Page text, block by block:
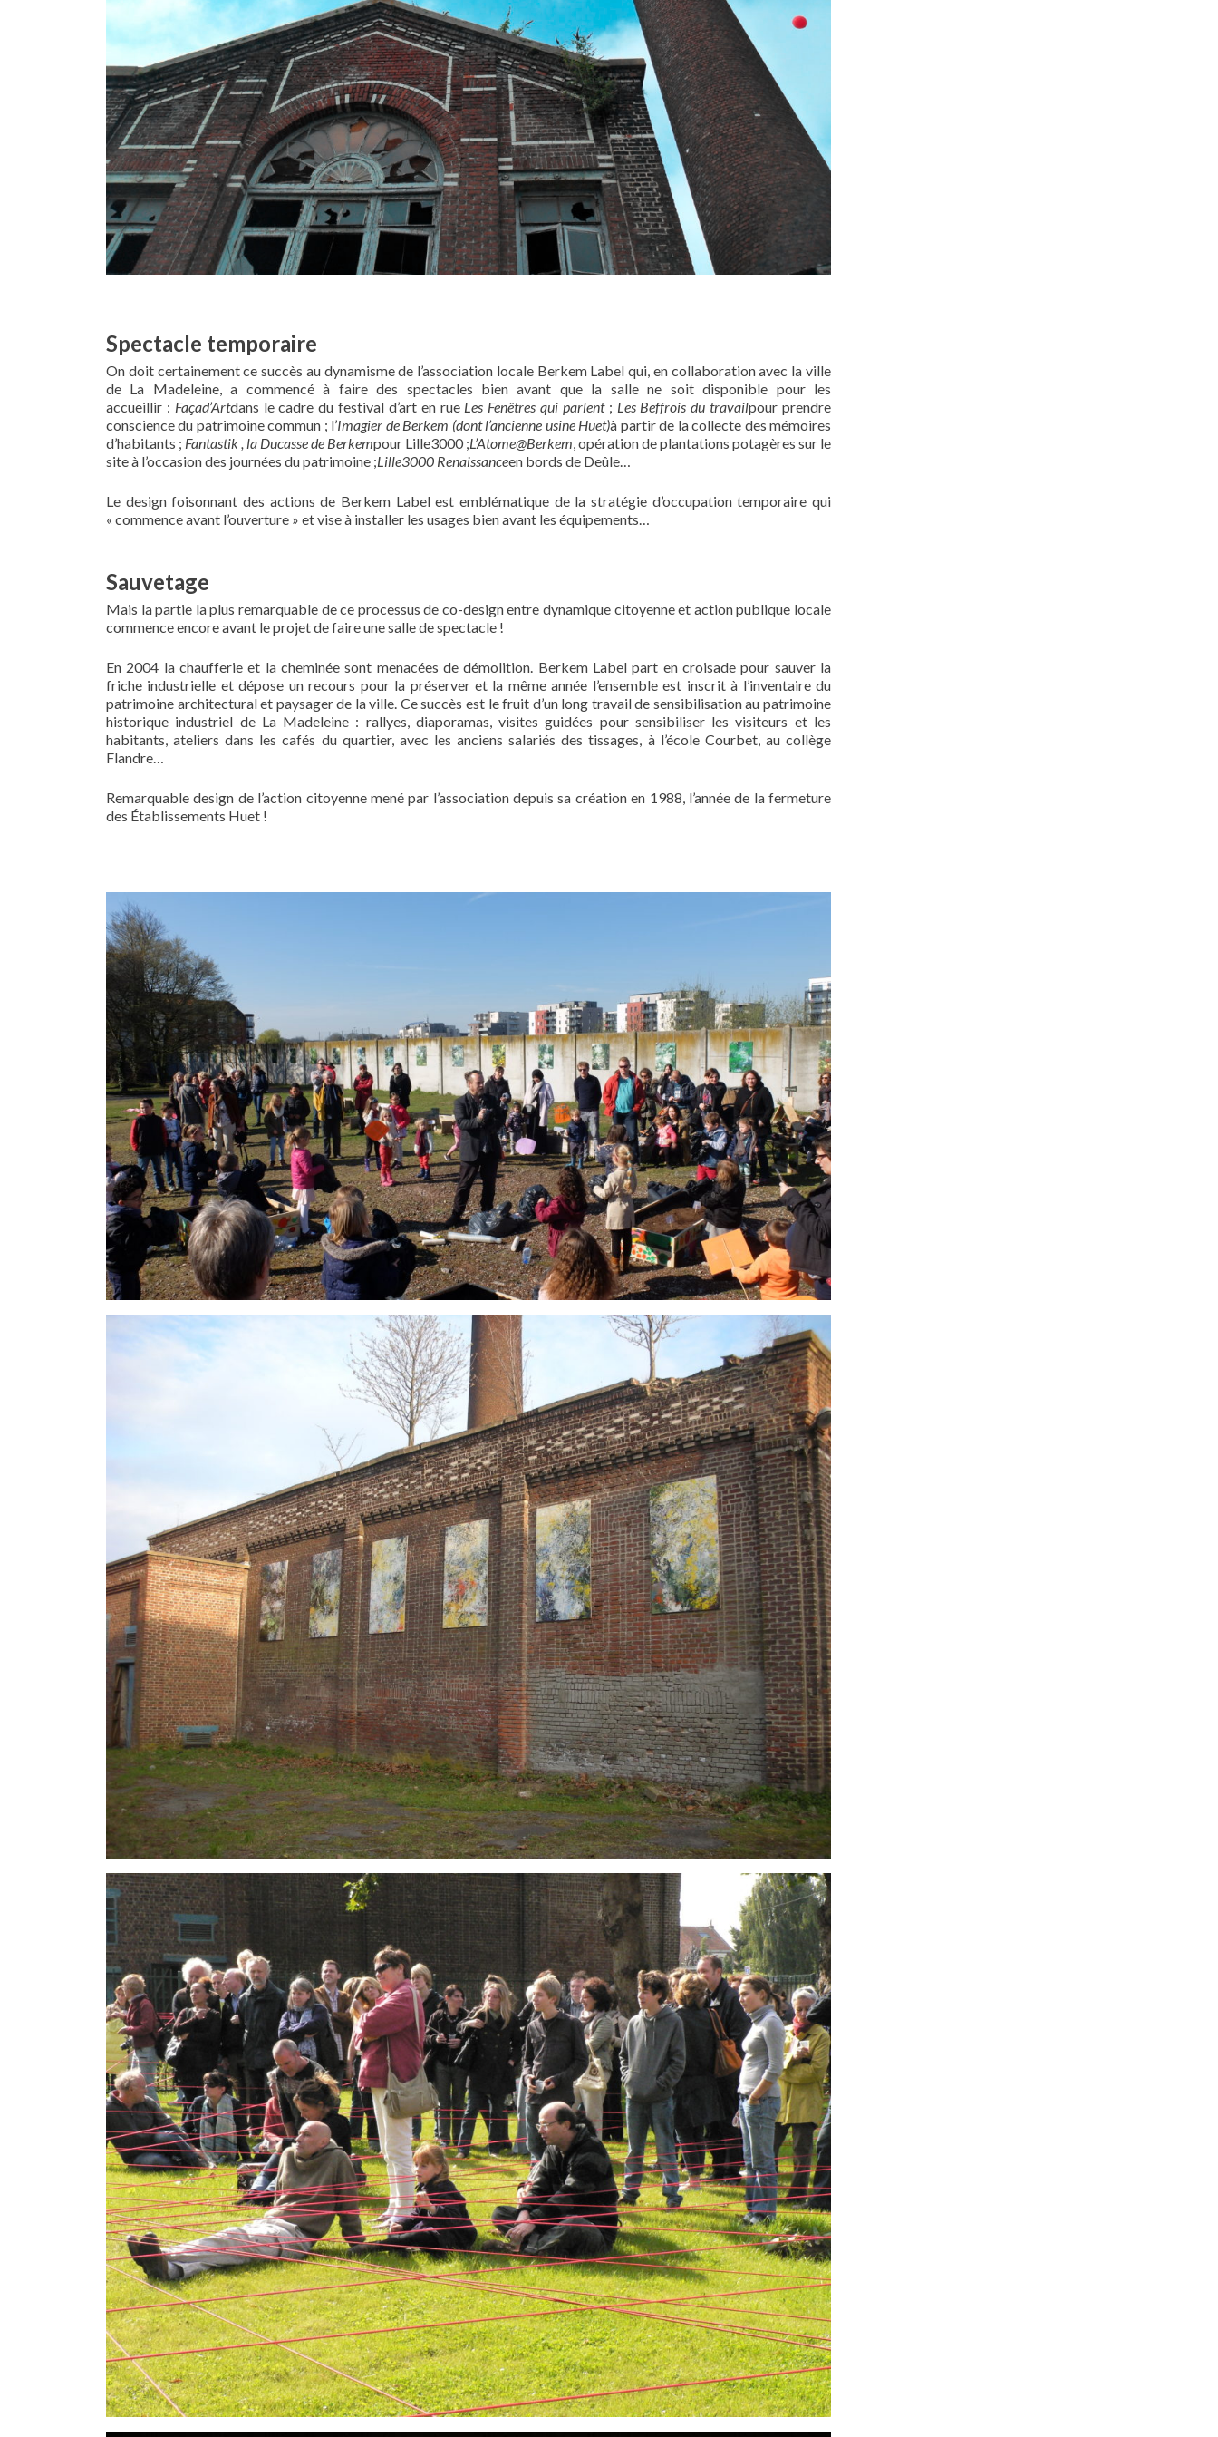
Spectacle temporaire
On doit certainement ce succès au dynamisme de l’association locale Berkem Label qui, en collaboration avec la ville
de La Madeleine, a commencé à faire des spectacles bien avant que la salle ne soit disponible pour les
accueillir : Façad’Artdans le cadre du festival d’art en rue Les Fenêtres qui parlent; Les Beffrois du travailpour prendre
conscience du patrimoine commun ; l’Imagier de Berkem (dont l’ancienne usine Huet)à partir de la collecte des mémoires
d’habitants ; Fantastik , la Ducasse de Berkempour Lille3000 ;L’Atome@Berkem, opération de plantations potagères sur le
site à l’occasion des journées du patrimoine ;Lille3000 Renaissanceen bords de Deûle…
Le design foisonnant des actions de Berkem Label est emblématique de la stratégie d’occupation temporaire qui
« commence avant l’ouverture » et vise à installer les usages bien avant les équipements…
Sauvetage
Mais la partie la plus remarquable de ce processus de co-design entre dynamique citoyenne et action publique locale
commence encore avant le projet de faire une salle de spectacle !
En 2004 la chaufferie et la cheminée sont menacées de démolition. Berkem Label part en croisade pour sauver la
friche industrielle et dépose un recours pour la préserver et la même année l’ensemble est inscrit à l’inventaire du
patrimoine architectural et paysager de la ville. Ce succès est le fruit d’un long travail de sensibilisation au patrimoine
historique industriel de La Madeleine : rallyes, diaporamas, visites guidées pour sensibiliser les visiteurs et les
habitants, ateliers dans les cafés du quartier, avec les anciens salariés des tissages, à l’école Courbet, au collège
Flandre…
Remarquable design de l’action citoyenne mené par l’association depuis sa création en 1988, l’année de la fermeture
des Établissements Huet !